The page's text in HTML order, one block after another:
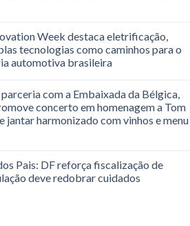
Week destaca eletrificação,
tecnologias como caminhos para o
automotiva brasileira
com a Embaixada da Bélgica,
concerto em homenagem a Tom
jantar harmonizado com vinhos e menu
Pais: DF reforça fiscalização de
deve redobrar cuidados